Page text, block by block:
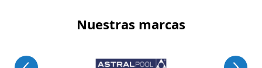
Nuestras marcas